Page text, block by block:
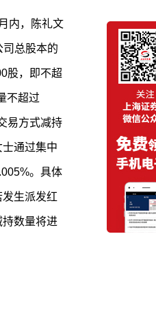
总股本的
股，即不超
不超过
易方式减持
通过集中
。具体
生派发红
数量将进